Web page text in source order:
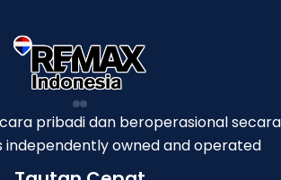
pribadi dan beroperasional
independently owned and operated